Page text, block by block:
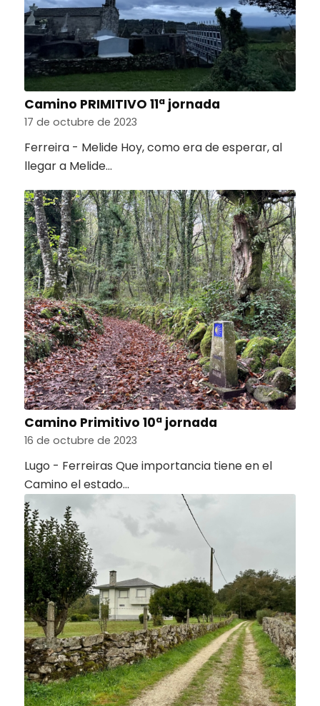
Camino PRIMITIVO 11ª jornada
17 de octubre de 2023
Ferreira - Melide Hoy, como era de esperar, al
llegar a Melide…
Camino Primitivo 10ª jornada
16 de octubre de 2023
Lugo - Ferreiras Que importancia tiene en el
Camino el estado…